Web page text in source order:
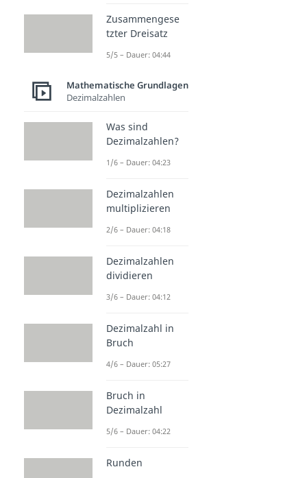
Zusammengese
tzter Dreisatz
5/5 – Dauer: 04:44
Mathematische Grundlagen
Dezimalzahlen
Was sind
Dezimalzahlen?
1/6 – Dauer: 04:23
Dezimalzahlen
multiplizieren
2/6 – Dauer: 04:18
Dezimalzahlen
dividieren
3/6 – Dauer: 04:12
Dezimalzahl in
Bruch
4/6 – Dauer: 05:27
Bruch in
Dezimalzahl
5/6 – Dauer: 04:22
Runden